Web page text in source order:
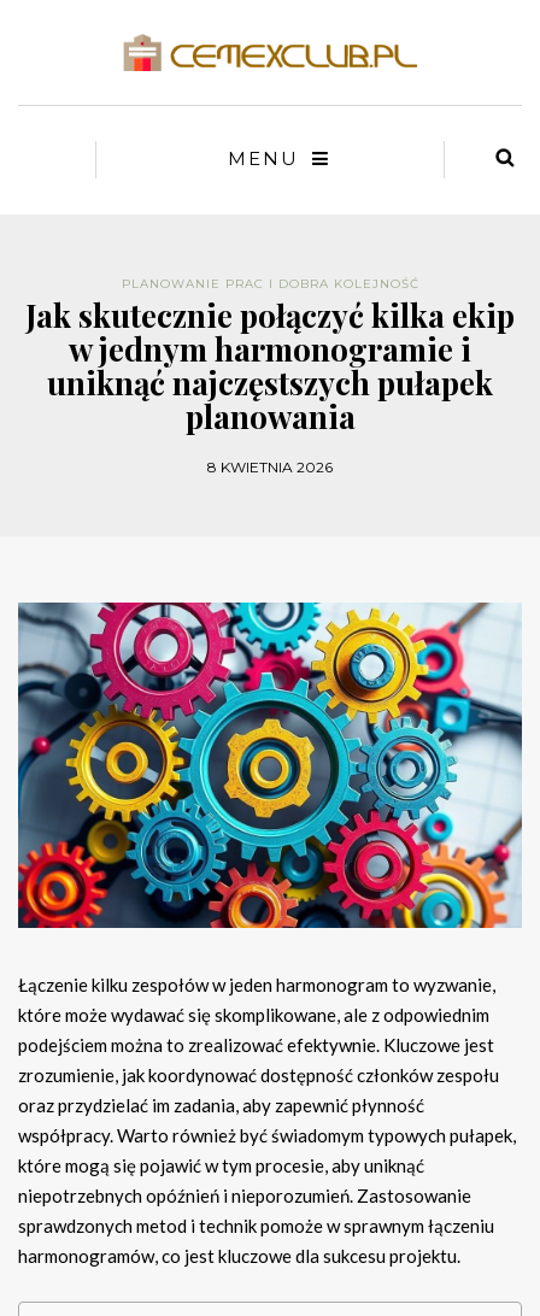
MENU
PLANOWANIE PRAC I DOBRA KOLEJNOŚĆ
Jak skutecznie połączyć kilka ekip
w jednym harmonogramie i
uniknąć najczęstszych pułapek
planowania
8 KWIETNIA 2026
Łączenie kilku zespołów w jeden harmonogram to wyzwanie,
które może wydawać się skomplikowane, ale z odpowiednim
podejściem można to zrealizować efektywnie. Kluczowe jest
zrozumienie, jak koordynować dostępność członków zespołu
oraz przydzielać im zadania, aby zapewnić płynność
współpracy. Warto również być świadomym typowych pułapek,
które mogą się pojawić w tym procesie, aby uniknąć
niepotrzebnych opóźnień i nieporozumień. Zastosowanie
sprawdzonych metod i technik pomoże w sprawnym łączeniu
harmonogramów, co jest kluczowe dla sukcesu projektu.